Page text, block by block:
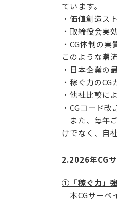
ています。
・価値創造ス
・取締役会実
・CG体制の
このような潮
・日本企業の
・稼ぐ力の
・他社比較に
・CGコード
また、毎年
けでなく、自
2.2026年CG
①「稼ぐ力」
本CGサーベ